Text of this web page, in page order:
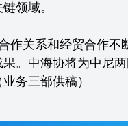
领域。
关系和经贸合作不
。中海协将为中尼
务三部供稿）